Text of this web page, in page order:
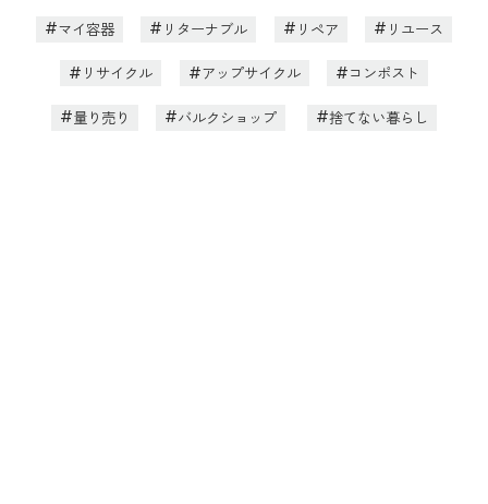
マイ容器 リターナブル リペア リユース
リサイクル アップサイクル コンポスト
量り売り バルクショップ 捨てない暮らし